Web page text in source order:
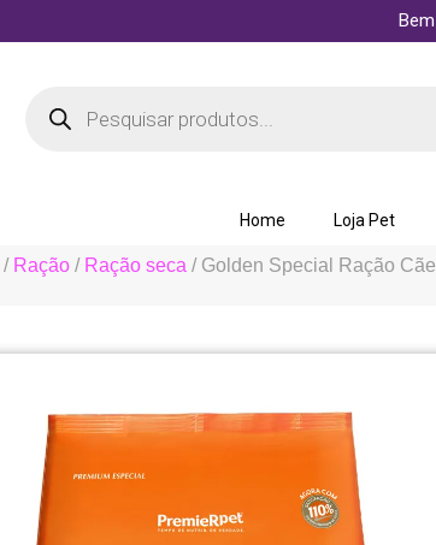
Home Loja Pet
/ Ração / Ração seca / Golden Special Ração